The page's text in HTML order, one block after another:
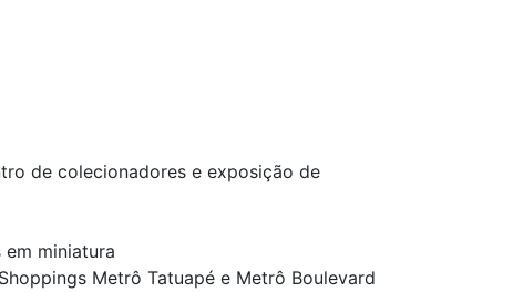
de colecionadores e exposição de
miniatura
Metrô Tatuapé e Metrô Boulevard